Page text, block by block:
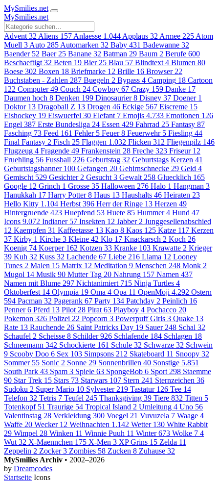
MySmilies.net
MySmilies.net
Advent 32 Aliens 157 Anlaesse 1.044 Applaus 32 Armee 225 Atom
Muell 3 Auto 285 Automarken 32 Baby 431 Badewanne 32
Baender 52 Baer 25 Banane 32 Batman 29 Baum 2 Berufe 600
Beschaeftigt 32 Beten 19 Bier 25 Blau 57 Blindtext 4 Blumen 80
Boese 302 Boxen 18 Briefmarke 12 Brille 16 Browser 22
Buchstaben - Zahlen 287 Buegeln 2 Bypass 4 Camping 18 Cartoon
122 Computer 49 Couch 24 Cowboy 67 Crazy 159 Danke 17
Daumen hoch 8 Denken 199 Dinosaurier 8 Disney 37 Doener 1
Doktor 13 Dragoball Z 13 Drogen 46 Eckige 567 Eiscreme 15
Eishockey 19 Eiswuerfel 30 Elefant 7 Emojis 4.733 Emotionen 126
Engel 387 Erste Bundesliga 24 Essen 429 Fahrrad 25 Fantasy 87
Fasching 73 Feed 161 Fehler 5 Feuer 8 Feuerwehr 5 Fiesling 44
Final Fantasy 2 Fisch 25 Flaggen 1.032 Flicken 312 Fliegenpilz 146
Flugzeug 4 Fragende 49 Frankenstein 28 Freche 323 Friseur 12
Fruehling 56 Fussball 226 Geburtstag 32 Geburtstags Kerzen 41
Geburtstagsbanner 100 Gefangen 20 Gehirnschnecke 29 Geld 4
Gemischt 529 Gesichter 2 Gesucht 3 Gewalt 258 Gluecklich 165
Google 12 Grinch 1 Grosse 35 Halloween 276 Halo 1 Hangman 3
Hanukkah 17 Harry Potter 8 Haus 13 Haushalts 46 Heiraten 23
Hello Kitty 1.104 Herbst 396 Herr der Ringe 13 Herzen 49
Hintergruende 423 Huepfend 53 Huete 85 Hummer 4 Hund 47
Icons 9.072 Indianer 57 Insekten 12 Jabber 2 Junggesellenabschied
12 Kaempfen 31 Kaffeetasse 13 Kao 8 Kaos 125 Katze 117 Kerzen
37 Kirby 1 Kirche 3 Kleine 42 Klo 17 Knackarsch 2 Koch 26
Koenig 74 Koerper 162 Kotzen 33 Kranke 103 Krawatte 2 Krieger
39 Kuh 32 Kuss 32 Lachende 67 Liebe 216 Llama 12 Looney
Tunes 2 Malen 15 Matrix 12 Meditation 9 Menschen 248 Monk 2
Mugol 14 Musik 90 Mutter Tag 20 Nahrung 157 Namen 437
Namen mit Blume 297 Nichtanimiert 715 Ninja Turtles 4
Oktoberfest 14 Olympia 19 Oma 4 Opa 11 OpenMoji 4.292 Ostern
594 Pacman 32 Pagerank 67 Party 134 Patchday 2 Peinlich 16
Penner 6 Pferd 13 Pilot 28 Pirat 63 Playboy 4 Pochacco 20
Pokemon 326 Polizei 22 Popcorn 3 Powerpuff Girls 3 Quake 13
Rate 13 Rauchende 26 Saint Patricks Day 19 Sauer 248 Schal 32
Schaufel 2 Scheisse 8 Schilder 926 Schlafende 184 Schlagen 18
Schneemann 342 Schockierte 161 Schule 32 Schwarze 32 Schwein
9 Scooby Doo 6 Sex 103 Simpsons 212 Skateboard 11 Snoopy 32
Sommer 55 Sonic 2 Sonne 29 Sonnenbrillen 40 Sonstige 5.851
South Park 43 Spam 3 Spiele 63 SpongeBob 6 Sport 298 Staemme
90 Star Trek 15 Stars 73 Starwars 107 Stern 241 Sternzeichen 36
Sudoku 2 Super Mario 10 Sylvester 219 Tastatur 126 Tee 14
Telefon 32 Tetris 7 Teufel 245 Thanksgiving 39 Tiere 832 Titten 5
Totenkopf 51 Traurige 54 Tropical Island 2 Umleitung 4 Uno 56
Valentinstag 28 Verkleidung 300 Voegel 21 Vuvuzela 7 Waage 4
Waffe 20 Wecker 12 Weihnachten 1.142 Wetter 130 White Rabbit
29 Wimpel 28 Winken 11 Winnie Puuh 11 Winter 673 Wolke 7 4
Wut 32 X-Maennchen 175 X-Men 3 XP Grins 15 Zelda 11
Zeppelin 2 Zocker 3 Zombies 58 Zucken 8 Zuhause 32
MySmilies Archiv • 2002–2026
by Dreamcodes
Startseite Icons